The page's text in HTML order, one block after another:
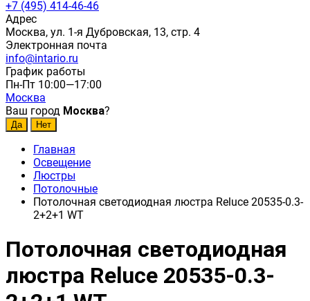
+7 (495) 414-46-46
Адрес
Москва, ул. 1-я Дубровская, 13, стр. 4
Электронная почта
info@intario.ru
График работы
Пн-Пт 10:00—17:00
Москва
Ваш город Москва?
Главная
Освещение
Люстры
Потолочные
Потолочная светодиодная люстра Reluce 20535-0.3-
2+2+1 WT
Потолочная светодиодная
люстра Reluce 20535-0.3-